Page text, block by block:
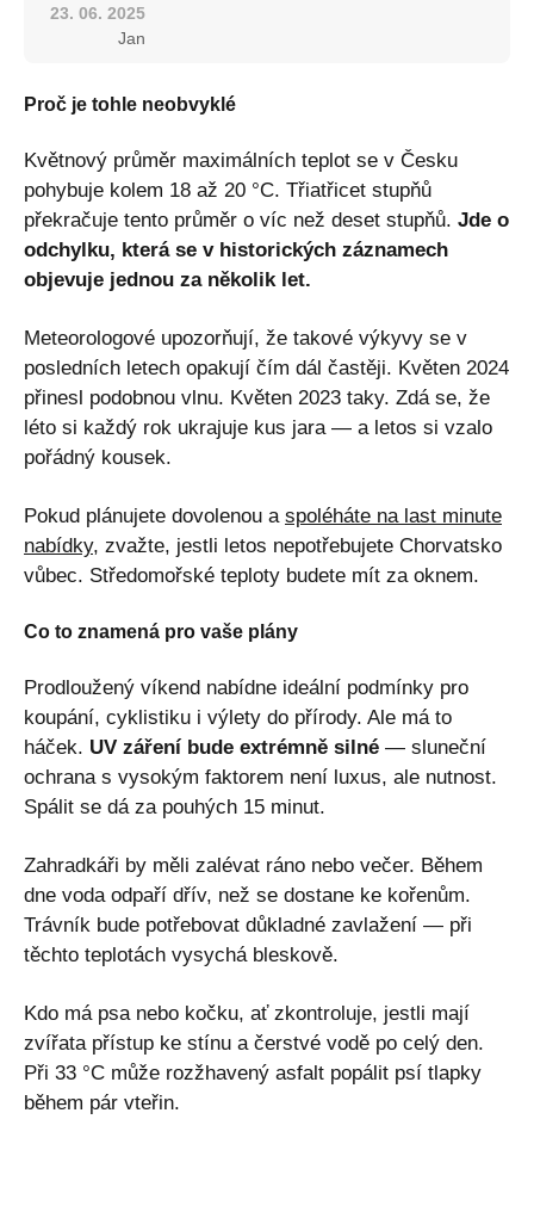
23. 06. 2025
Jan
Proč je tohle neobvyklé
Květnový průměr maximálních teplot se v Česku
pohybuje kolem 18 až 20 °C. Třiatřicet stupňů
překračuje tento průměr o víc než deset stupňů. Jde o
odchylku, která se v historických záznamech
objevuje jednou za několik let.
Meteorologové upozorňují, že takové výkyvy se v
posledních letech opakují čím dál častěji. Květen 2024
přinesl podobnou vlnu. Květen 2023 taky. Zdá se, že
léto si každý rok ukrajuje kus jara — a letos si vzalo
pořádný kousek.
Pokud plánujete dovolenou a spoléháte na last minute
nabídky, zvažte, jestli letos nepotřebujete Chorvatsko
vůbec. Středomořské teploty budete mít za oknem.
Co to znamená pro vaše plány
Prodloužený víkend nabídne ideální podmínky pro
koupání, cyklistiku i výlety do přírody. Ale má to
háček. UV záření bude extrémně silné — sluneční
ochrana s vysokým faktorem není luxus, ale nutnost.
Spálit se dá za pouhých 15 minut.
Zahradkáři by měli zalévat ráno nebo večer. Během
dne voda odpaří dřív, než se dostane ke kořenům.
Trávník bude potřebovat důkladné zavlažení — při
těchto teplotách vysychá bleskově.
Kdo má psa nebo kočku, ať zkontroluje, jestli mají
zvířata přístup ke stínu a čerstvé vodě po celý den.
Při 33 °C může rozžhavený asfalt popálit psí tlapky
během pár vteřin.